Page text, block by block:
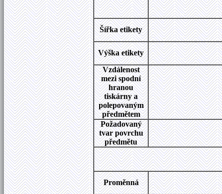
Šířka etikety
Výška etikety
Vzdálenost
mezi spodní
hranou
tiskárny a
polepovaným
předmětem
Požadovaný
tvar povrchu
předmětu
Proměnná